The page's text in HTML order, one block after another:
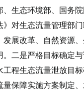
、生态环境部、国务
》对生态流量管理部
发展改革、自然资源
。二是严格目标确定
工程生态流量泄放目
量保障实施方案制定